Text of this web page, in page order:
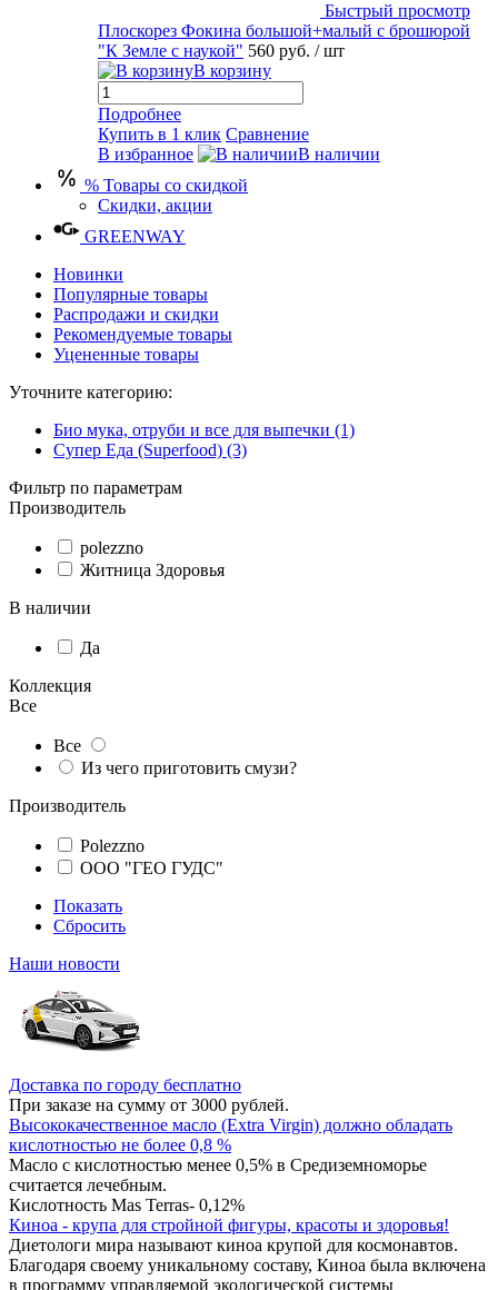
Быстрый просмотр
Плоскорез Фокина большой+малый с брошюрой
"К Земле с наукой" 560 руб. / шт
В корзину
Подробнее
Купить в 1 клик Сравнение
В избранное
В наличии
% Товары со скидкой
Скидки, акции
GREENWAY
Новинки
Популярные товары
Распродажи и скидки
Рекомендуемые товары
Уцененные товары
Уточните категорию:
Био мука, отруби и все для выпечки (1)
Супер Еда (Superfood) (3)
Фильтр по параметрам
Производитель
polezzno
Житница Здоровья
В наличии
Да
Коллекция
Все
Все
Из чего приготовить смузи?
Производитель
Polezzno
ООО "ГЕО ГУДС"
Показать
Сбросить
Наши новости
Доставка по городу бесплатно
При заказе на сумму от 3000 рублей.
Высококачественное масло (Extra Virgin) должно обладать
кислотностью не более 0,8 %
Масло с кислотностью менее 0,5% в Средиземноморье
считается лечебным.
Кислотность Mas Terras- 0,12%
Киноа - крупа для стройной фигуры, красоты и здоровья!
Диетологи мира называют киноа крупой для космонавтов.
Благодаря своему уникальному составу, Киноа была включена
в программу управляемой экологической системы